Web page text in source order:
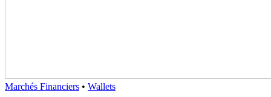
Marchés Financiers • Wallets